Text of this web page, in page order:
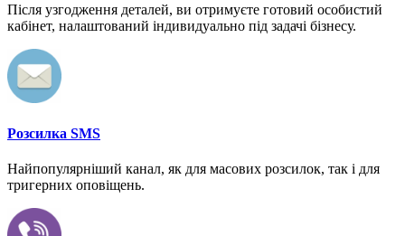
Після узгодження деталей, ви отримуєте готовий особистий
кабінет, налаштований індивидуально під задачі бізнесу.
Розсилка SMS
Найпопулярніший канал, як для масових розсилок, так і для
тригерних оповіщень.